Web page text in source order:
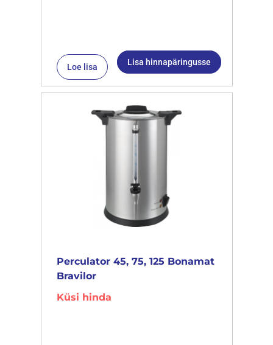
Loe lisa Lisa hinnapäringusse
Perculator 45, 75, 125 Bonamat
Bravilor
Küsi hinda